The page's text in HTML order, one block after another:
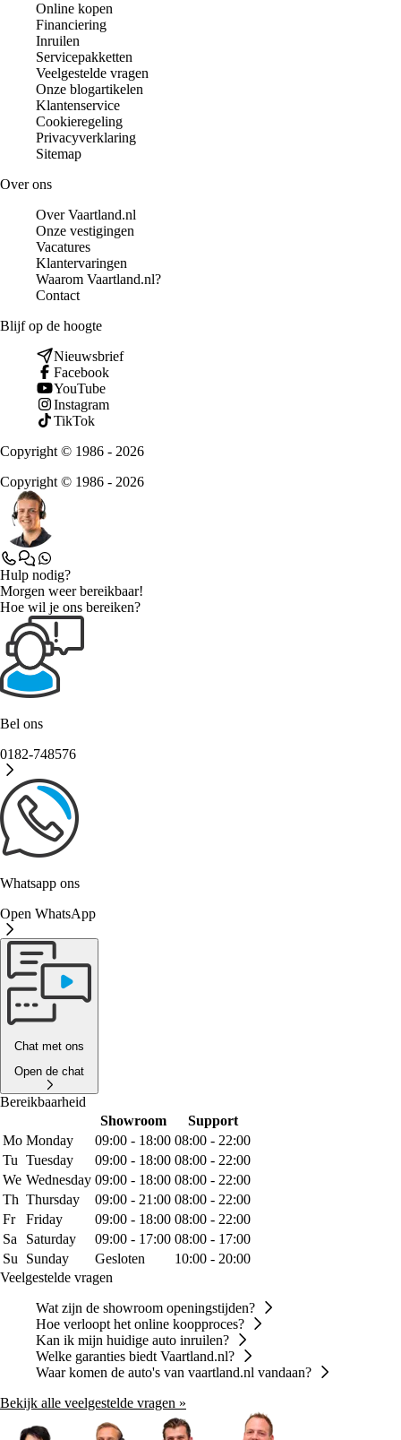
Online kopen
Financiering
Inruilen
Servicepakketten
Veelgestelde vragen
Onze blogartikelen
Klantenservice
Cookieregeling
Privacyverklaring
Sitemap
Over ons
Over Vaartland.nl
Onze vestigingen
Vacatures
Klantervaringen
Waarom Vaartland.nl?
Contact
Blijf op de hoogte
Nieuwsbrief
Facebook
YouTube
Instagram
TikTok
Copyright © 1986 - 2026
Copyright © 1986 - 2026
Hulp nodig?
Morgen weer bereikbaar!
Hoe wil je ons bereiken?
Bel ons
0182-748576
Whatsapp ons
Open WhatsApp
Chat met ons
Open de chat
Bereikbaarheid
Showroom
Support
Mo Monday 09:00 - 18:00 08:00 - 22:00
Tu Tuesday 09:00 - 18:00 08:00 - 22:00
We Wednesday 09:00 - 18:00 08:00 - 22:00
Th Thursday 09:00 - 21:00 08:00 - 22:00
Fr
Friday 09:00 - 18:00 08:00 - 22:00
Sa
Saturday 09:00 - 17:00 08:00 - 17:00
Su
Sunday Gesloten
10:00 - 20:00
Veelgestelde vragen
Wat zijn de showroom openingstijden?
Hoe verloopt het online koopproces?
Kan ik mijn huidige auto inruilen?
Welke garanties biedt Vaartland.nl?
Waar komen de auto's van vaartland.nl vandaan?
Bekijk alle veelgestelde vragen »